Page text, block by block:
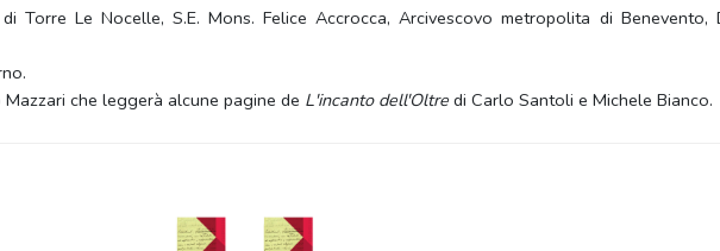
Torre Le Nocelle, S.E. Mons. Felice Accrocca, Arcivescovo metropolita di Benevento,
che leggerà alcune pagine de L'incanto dell'Oltre di Carlo Santoli e Michele Bianco.